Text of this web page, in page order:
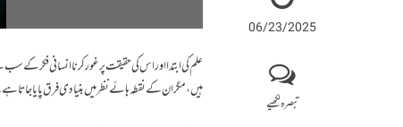
06/23/2025
تبصرہ لکھیے
علم کی ابتدا اور اس کی حقیقت پر غور کرنا انسانی فکر
ہیں، مگر ان کے نقطہ ہائے نظر میں بنیادی فرق پایا جاتا